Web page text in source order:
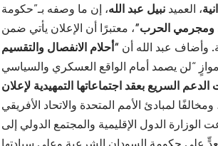
، العميد نبيل عبد الله، إن ما وصفه بـ”حكومة
ومجرمي الحرب”، معتبرًا أن الإعلان يأتي ضمن
عبد الله أن “أحلام الانفصال والتقسيم
السريع بعقد اجتماعاتها التمهيدية لإعلان
ومخالفًا لمبادئ الأمم المتحدة والاتحاد الأفريقي
الدول الإقليمية والمجتمع الدولي إلى